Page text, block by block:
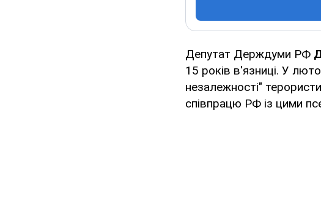
Депутат Держдуми РФ
15 років в'язниці. У
незалежності"
співпрацю РФ із цими